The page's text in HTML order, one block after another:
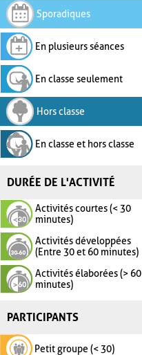
Sporadiques
En plusieurs séances
En classe seulement
Hors classe
En classe et hors classe
DURÉE DE L'ACTIVITÉ
Activités courtes (< 30
minutes)
Activités développées
(Entre 30 et 60 minutes)
Activités élaborées (> 60
minutes)
PARTICIPANTS
Petit groupe (< 30)